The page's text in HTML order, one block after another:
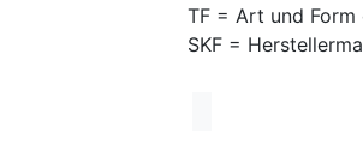
TF = Art und Form
SKF =